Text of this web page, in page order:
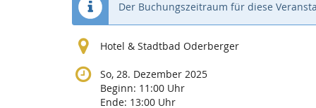
Der Buchungszeitraum für diese
Hotel & Stadtbad Oderberger
So, 28. Dezember 2025
Beginn: 11:00 Uhr
Ende: 13:00 Uhr